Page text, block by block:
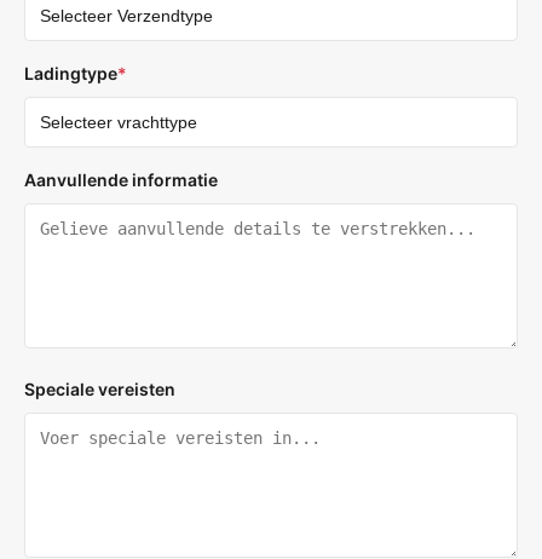
Ladingtype*
Aanvullende informatie
Speciale vereisten